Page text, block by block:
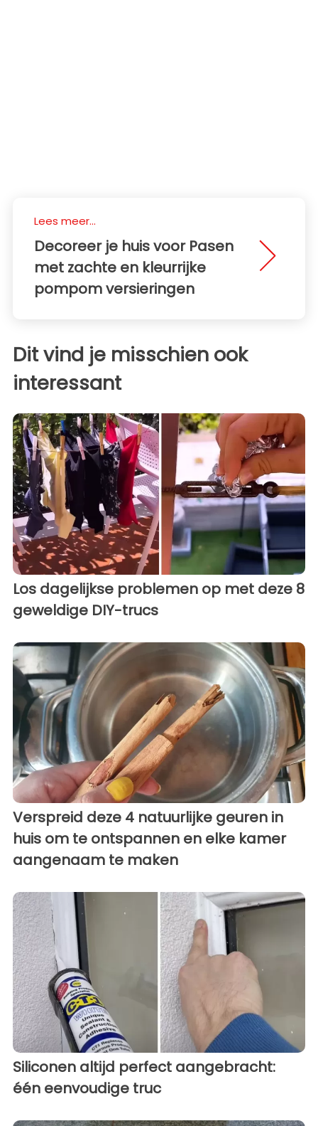
Lees meer...
Decoreer je huis voor Pasen
met zachte en kleurrijke
pompom versieringen
Dit vind je misschien ook
interessant
Los dagelijkse problemen op met deze 8
geweldige DIY-trucs
Verspreid deze 4 natuurlijke geuren in
huis om te ontspannen en elke kamer
aangenaam te maken
Siliconen altijd perfect aangebracht:
één eenvoudige truc